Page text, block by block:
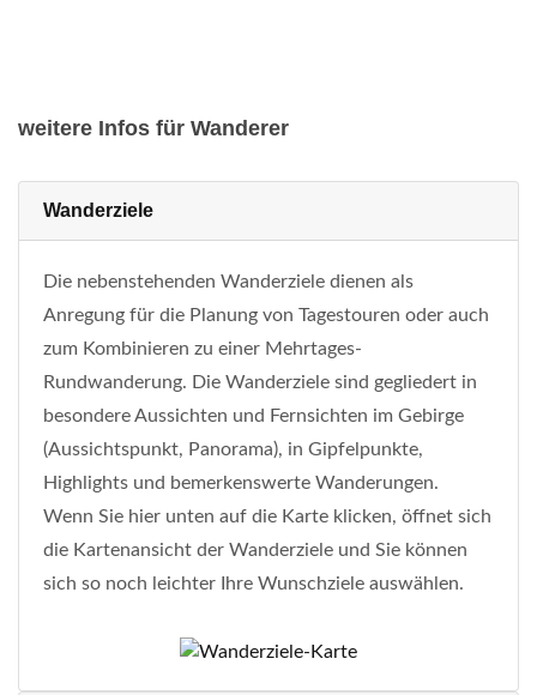
weitere Infos für Wanderer
Wanderziele
Die nebenstehenden Wanderziele dienen als
Anregung für die Planung von Tagestouren oder auch
zum Kombinieren zu einer Mehrtages-
Rundwanderung. Die Wanderziele sind gegliedert in
besondere Aussichten und Fernsichten im Gebirge
(Aussichtspunkt, Panorama), in Gipfelpunkte,
Highlights und bemerkenswerte Wanderungen.
Wenn Sie hier unten auf die Karte klicken, öffnet sich
die Kartenansicht der Wanderziele und Sie können
sich so noch leichter Ihre Wunschziele auswählen.